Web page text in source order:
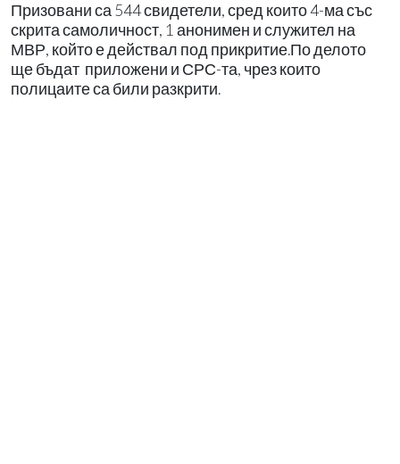
Призовани са 544 свидетели, сред които 4-ма със
скрита самоличност, 1 анонимен и служител на
МВР, който е действал под прикритие.По делото
ще бъдат приложени и СРС-та, чрез които
полицаите са били разкрити.